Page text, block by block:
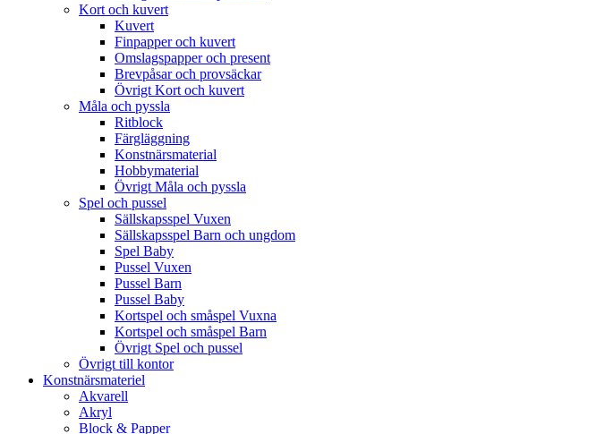
Kort och kuvert
Kuvert
Finpapper och kuvert
Omslagspapper och present
Brevpåsar och provsäckar
Övrigt Kort och kuvert
Måla och pyssla
Ritblock
Färgläggning
Konstnärsmaterial
Hobbymaterial
Övrigt Måla och pyssla
Spel och pussel
Sällskapsspel Vuxen
Sällskapsspel Barn och ungdom
Spel Baby
Pussel Vuxen
Pussel Barn
Pussel Baby
Kortspel och småspel Vuxna
Kortspel och småspel Barn
Övrigt Spel och pussel
Övrigt till kontor
Konstnärsmateriel
Akvarell
Akryl
Block & Papper